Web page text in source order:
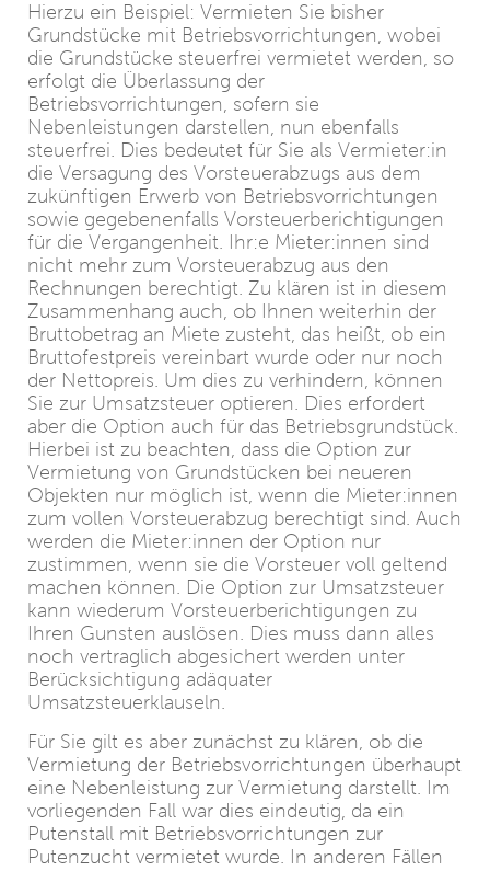
Hierzu ein Beispiel: Vermieten Sie bisher
Grundstücke mit Betriebsvorrichtungen, wobei
die Grundstücke steuerfrei vermietet werden, so
erfolgt die Überlassung der
Betriebsvorrichtungen, sofern sie
Nebenleistungen darstellen, nun ebenfalls
steuerfrei. Dies bedeutet für Sie als Vermieter:in
die Versagung des Vorsteuerabzugs aus dem
zukünftigen Erwerb von Betriebsvorrichtungen
sowie gegebenenfalls Vorsteuerberichtigungen
für die Vergangenheit. Ihr:e Mieter:innen sind
nicht mehr zum Vorsteuerabzug aus den
Rechnungen berechtigt. Zu klären ist in diesem
Zusammenhang auch, ob Ihnen weiterhin der
Bruttobetrag an Miete zusteht, das heißt, ob ein
Bruttofestpreis vereinbart wurde oder nur noch
der Nettopreis. Um dies zu verhindern, können
Sie zur Umsatzsteuer optieren. Dies erfordert
aber die Option auch für das Betriebsgrundstück.
Hierbei ist zu beachten, dass die Option zur
Vermietung von Grundstücken bei neueren
Objekten nur möglich ist, wenn die Mieter:innen
zum vollen Vorsteuerabzug berechtigt sind. Auch
werden die Mieter:innen der Option nur
zustimmen, wenn sie die Vorsteuer voll geltend
machen können. Die Option zur Umsatzsteuer
kann wiederum Vorsteuerberichtigungen zu
Ihren Gunsten auslösen. Dies muss dann alles
noch vertraglich abgesichert werden unter
Berücksichtigung adäquater
Umsatzsteuerklauseln.
Für Sie gilt es aber zunächst zu klären, ob die
Vermietung der Betriebsvorrichtungen überhaupt
eine Nebenleistung zur Vermietung darstellt. Im
vorliegenden Fall war dies eindeutig, da ein
Putenstall mit Betriebsvorrichtungen zur
Putenzucht vermietet wurde. In anderen Fällen